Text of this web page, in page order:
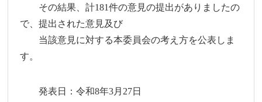
その結果、計181件の意見の提出がありましたの
で、提出された意見及び
当該意見に対する本委員会の考え方を公表しま
す。
発表日：令和8年3月27日